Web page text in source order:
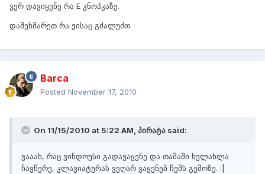
ვერ დავიყენე რა E კნოპკაზე.
დამეხმარეთ რა ვისაც გძალუძთ
Barca
Posted November 17, 2010
On 11/15/2010 at 5:22 AM, პირატა said:
ვააახ, რაც ვინდოუსი გადავაყენე და თამაში ხელახლა
ჩავწერე, კლავიატურას ვეღარ ვაყენებ ჩემს გემოზე. :|